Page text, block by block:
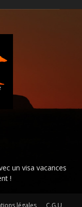
un visa vacances
!
légales C.G.U